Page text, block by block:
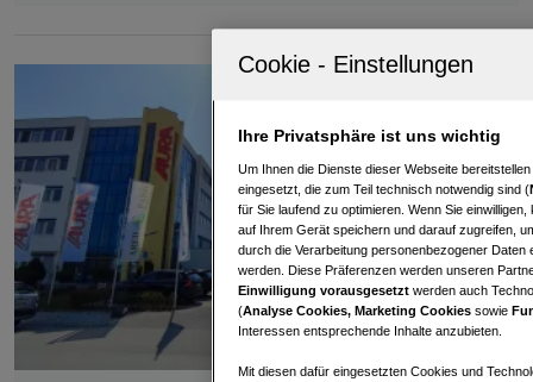
Ihre Privatsphäre ist uns wichtig
Um Ihnen die Dienste dieser Webseite
eingesetzt, die zum Teil technisch notwendig sind (
für Sie laufend zu optimieren. Wenn Sie
auf Ihrem Gerät speichern und darauf zugreifen,
durch die Verarbeitung personenbezogener
werden. Diese Präferenzen werden unseren
Einwilligung vorausgesetzt werden auch
(Analyse Cookies, Marketing Cookies sowie
Interessen entsprechende Inhalte anzubieten.
Mit diesen dafür eingesetzten Cookies und